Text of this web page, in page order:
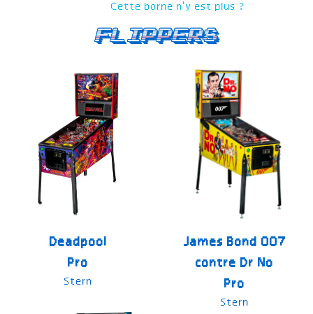
Cette borne n'y est plus ?
Flippers
Deadpool
Pro
Stern
James Bond 007
contre Dr No
Pro
Stern